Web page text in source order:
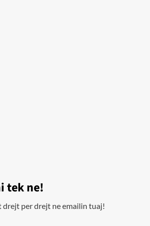
tek ne!
drejt per drejt ne emailin tuaj!